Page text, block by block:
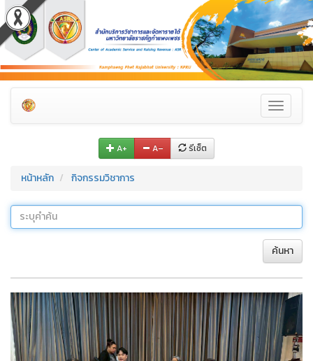
Toggle
A+ A– รีเซ็ต
หน้าหลัก กิจกรรมวิชาการ
ค้นหา